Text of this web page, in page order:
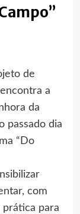
de
a
da
passado dia
“Do
com
prática para